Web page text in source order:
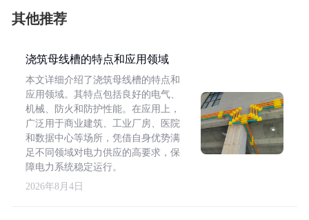
其他推荐
浇筑母线槽的特点和应用领域
本文详细介绍了浇筑母线槽的特点和
应用领域。其特点包括良好的电气、
机械、防火和防护性能。在应用上，
广泛用于商业建筑、工业厂房、医院
和数据中心等场所，凭借自身优势满
足不同领域对电力供应的高要求，保
障电力系统稳定运行。
2026年8月4日